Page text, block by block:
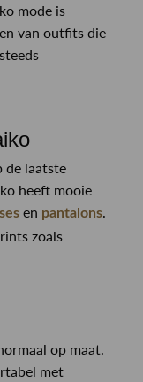
mode is
van outfits die
de laatste
heeft mooie
en pantalons
zoals
op maat.
met